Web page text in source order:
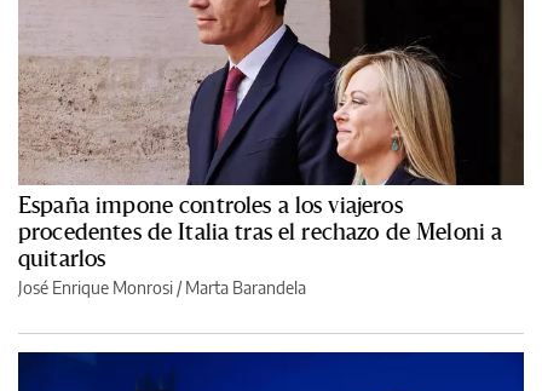
España impone controles a los viajeros
procedentes de Italia tras el rechazo de Meloni a
quitarlos
José Enrique Monrosi / Marta Barandela